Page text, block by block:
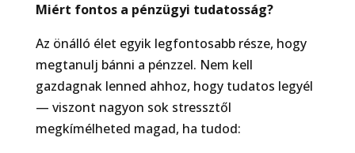
Miért fontos a pénzügyi tudatosság?
Az önálló élet egyik legfontosabb része, hogy
megtanulj bánni a pénzzel. Nem kell
gazdagnak lenned ahhoz, hogy tudatos legyél
— viszont nagyon sok stressztől
megkímélheted magad, ha tudod: